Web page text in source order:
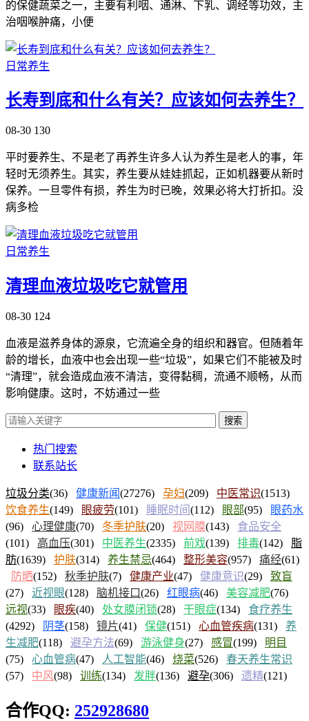
的保健蔬菜之一，主要有利咽、通淋、下乳、调经等功效，主
治咽喉肿痛，小便
日常养生
长寿到底和什么有关？应该如何去养生？
08-30 130
平时要养生、不是老了再养生许多人认为养生是老人的事，年
轻时无须养生。其实，养生要从娃娃抓起，正如机器要从新时
保养。一旦零件有损，养生为时已晚，效果必将大打折扣。没
病多检
日常养生
清理血液垃圾吃它就管用
08-30 124
血液是滋养身体的源泉，它流遍全身的组织和器官。但随着年
龄的增长，血液中也会出现一些“垃圾”，如果它们不能被及时
“清理”，就会造成血液不清洁，变得黏稠，流通不顺畅，从而
影响健康。这时，不妨通过一些
搜索
热门搜索
联系站长
垃圾分类(36) 健康新闻(27276) 孕妇(209) 中医常识(1513)
饮食养生(149) 眼疲劳(101) 睡眠时间 (112) 眼部(95)
眼药水
(96) 心理健康(70) 冬季护肤(20) 视网膜(143) 食品安全
(101) 高血压(301) 中医养生(2335) 前戏(139) 排毒(142) 脂
肪(1639) 护肤(314) 养生禁忌(464) 整形美容(957) 痛经(61)
防晒(152) 秋季护肤(7) 健康产业(47) 健康意识(29) 致盲
(27) 近视眼(128) 脑机接口(26) 红眼病(46) 美容减肥(76)
远视(33) 眼疾(40) 处女膜闭锁(28) 干眼症(134) 食疗养生
(4292)
阴茎(158) 镜片(41) 保健(151) 心血管疾病(131) 养
生减肥(118) 避孕方法(69) 游泳健身(27) 感冒(199) 明目
(75) 心血管病(47) 人工智能(46) 烧菜(526) 春天养生常识
(57) 中风(98) 训练(134) 发胖(136) 避孕(306) 遗精(121)
合作QQ: 252928680